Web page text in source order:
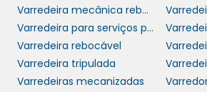
A autonomia davarredeira
um dos seus pontos mais
tanque de combustível que
para longas horas de
equipamento é ideal para
Varredeira mecânica rebocável
Varredeira para serviços pesados em grandes áreas
Varredeira rebocável
Varredeira tripulada
Varredeiras mecanizadas